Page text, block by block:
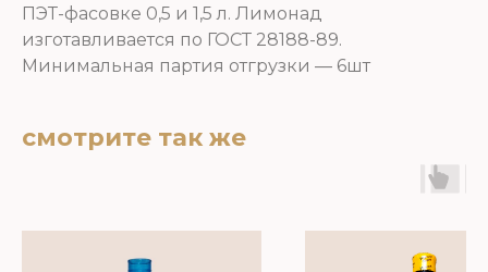
ПЭТ-фасовке 0,5 и 1,5 л. Лимонад
изготавливается по ГОСТ 28188-89.
Минимальная партия отгрузки — 6шт
смотрите так же